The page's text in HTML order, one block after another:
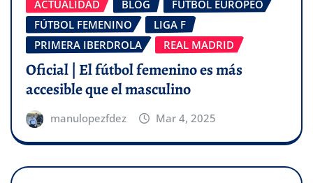
ACTUALIDAD BLOG
FÚTBOL EUROPEO
FÚTBOL FEMENINO
LIGA F
PRIMERA IBERDROLA
REAL MADRID
Oficial | El fútbol femenino es más
accesible que el masculino
manulopezfdez Mar 4, 2025